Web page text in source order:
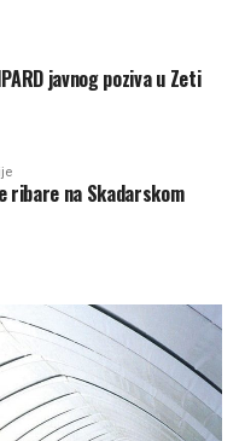
javnog poziva u Zeti
ribare na Skadarskom